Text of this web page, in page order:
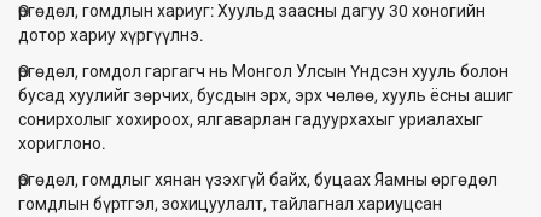
Өргөдөл, гомдлын хариуг: Хуульд заасны дагуу 30 хоногийн
дотор хариу хүргүүлнэ.
Өргөдөл, гомдол гаргагч нь Монгол Улсын Үндсэн хууль болон
бусад хуулийг зөрчих, бусдын эрх, эрх чөлөө, хууль ёсны ашиг
сонирхолыг хохироох, ялгаварлан гадуурхахыг уриалахыг
хориглоно.
Өргөдөл, гомдлыг хянан үзэхгүй байх, буцаах Яамны өргөдөл
гомдлын бүртгэл, зохицуулалт, тайлагнал хариуцсан